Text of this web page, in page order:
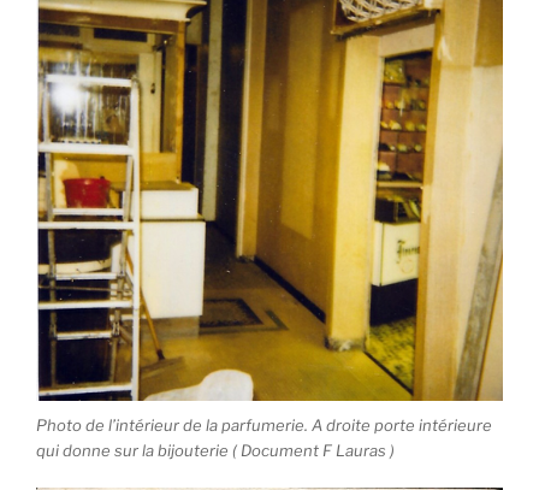
Photo de l’intérieur de la parfumerie. A droite porte intérieure
qui donne sur la bijouterie ( Document F Lauras )